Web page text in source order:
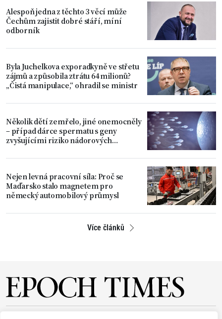
Alespoň jedna z těchto 3 věcí může
Čechům zajistit dobré stáří, míní
odborník
Byla Juchelkova exporadkyně ve střetu
zájmů a způsobila ztrátu 64 milionů?
„Čistá manipulace,“ ohradil se ministr
Několik dětí zemřelo, jiné onemocněly
– případ dárce spermatu s geny
zvyšujícími riziko nádorových
Nejen levná pracovní síla: Proč se
Maďarsko stalo magnetem pro
německý automobilový průmysl
Více článků